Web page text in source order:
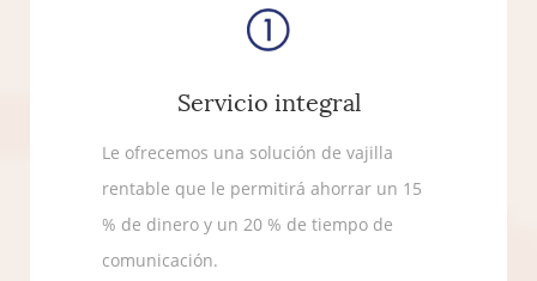
Servicio integral
Le ofrecemos una solución de vajilla
rentable que le permitirá ahorrar un 15
% de dinero y un 20 % de tiempo de
comunicación.